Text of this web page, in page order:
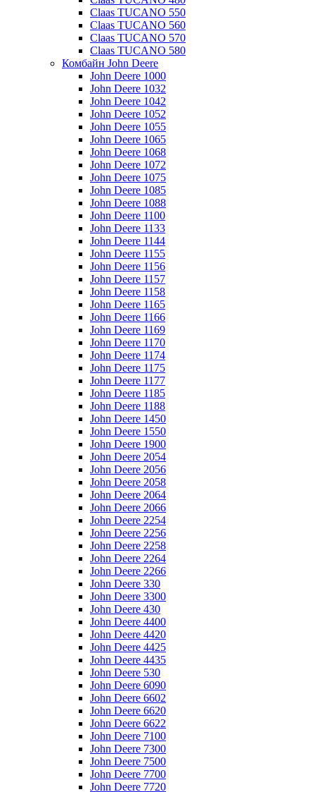
Claas TUCANO 550
Claas TUCANO 560
Claas TUCANO 570
Claas TUCANO 580
Комбайн John Deere
John Deere 1000
John Deere 1032
John Deere 1042
John Deere 1052
John Deere 1055
John Deere 1065
John Deere 1068
John Deere 1072
John Deere 1075
John Deere 1085
John Deere 1088
John Deere 1100
John Deere 1133
John Deere 1144
John Deere 1155
John Deere 1156
John Deere 1157
John Deere 1158
John Deere 1165
John Deere 1166
John Deere 1169
John Deere 1170
John Deere 1174
John Deere 1175
John Deere 1177
John Deere 1185
John Deere 1188
John Deere 1450
John Deere 1550
John Deere 1900
John Deere 2054
John Deere 2056
John Deere 2058
John Deere 2064
John Deere 2066
John Deere 2254
John Deere 2256
John Deere 2258
John Deere 2264
John Deere 2266
John Deere 330
John Deere 3300
John Deere 430
John Deere 4400
John Deere 4420
John Deere 4425
John Deere 4435
John Deere 530
John Deere 6090
John Deere 6602
John Deere 6620
John Deere 6622
John Deere 7100
John Deere 7300
John Deere 7500
John Deere 7700
John Deere 7720